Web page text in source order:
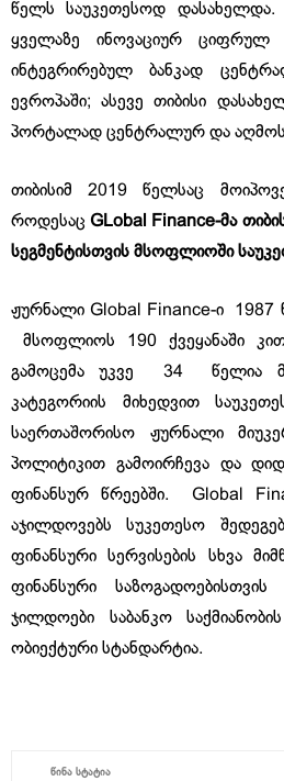
წელს საუკეთესოდ დასახელდა.
ყველაზე ინოვაციურ ციფრულ
ინტეგრირებულ ბანკად
ევროპაში; ასევე თიბისი
პორტალად ცენტრალურ და
თიბისიმ 2019 წელსაც
როდესაც GLobal Finance-მა
სეგმენტისთვის მსოფლიოში
ჟურნალი Global Finance-ი 1987
მსოფლიოს 190 ქვეყანაში
გამოცემა უკვე 34 წელია
კატეგორიის მიხედვით
საერთაშორისო ჟურნალი
პოლიტიკით გამოირჩევა და
ფინანსურ წრეებში. Global
აჯილდოვებს სუკეთესო
ფინანსური სერვისების სხვა
ფინანსური
ჯილდოები საბანკო
ობიექტური სტანდარტია.
ᲬᲘᲜᲐ ᲡᲢᲐᲢᲘᲐ